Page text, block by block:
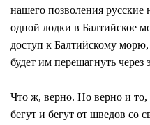
нашего позволения русские
одной лодки в Балтийское
доступ к Балтийскому
будет им перешагнуть через
Что ж, верно. Но верно и
бегут и бегут от шведов со